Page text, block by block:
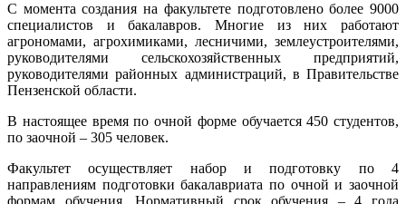
С момента создания на факультете подготовлено более 9000
специалистов и бакалавров. Многие из них работают
агрономами, агрохимиками, лесничими, землеустроителями,
руководителями сельскохозяйственных предприятий,
руководителями районных администраций, в Правительстве
Пензенской области.
В настоящее время по очной форме обучается 450 студентов,
по заочной – 305 человек.
Факультет осуществляет набор и подготовку по 4
направлениям подготовки бакалавриата по очной и заочной